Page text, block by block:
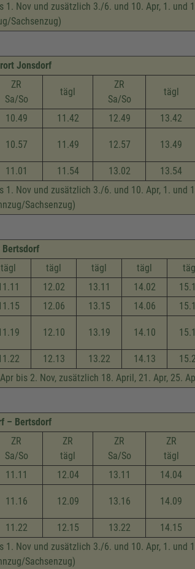
1. Nov und zusätzlich 3./6. und 10. Apr, 1. und
Sachsenzug)
Jonsdorf
ZR
Sa/So
tägl
ZR
Sa/So
tägl
10.49 11.42 12.49 13.42
10.57 11.49 12.57 13.49
11.01 11.54 13.02 13.54
1. Nov und zusätzlich 3./6. und 10. Apr, 1. und
Sachsenzug)
Bertsdorf
tägl tägl tägl tägl
12.02 13.11 14.02
12.06 13.15 14.06
12.10 13.19 14.10
12.13 13.22 14.13
bis 2. Nov, zusätzlich 18. April, 21. Apr, 25.
– Bertsdorf
ZR
Sa/So
ZR
tägl
ZR
Sa/So
ZR
tägl
11.11 12.04 13.11 14.04
11.16 12.09 13.16 14.09
11.22 12.15 13.22 14.15
1. Nov und zusätzlich 3./6. und 10. Apr, 1. und
Sachsenzug)